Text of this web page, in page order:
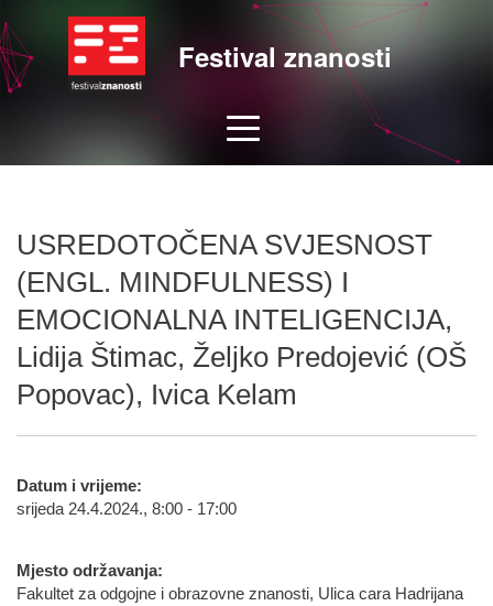
Festival znanosti
USREDOTOČENA SVJESNOST
(ENGL. MINDFULNESS) I
EMOCIONALNA INTELIGENCIJA,
Lidija Štimac, Željko Predojević (OŠ
Popovac), Ivica Kelam
Datum i vrijeme:
srijeda 24.4.2024., 8:00 - 17:00
Mjesto održavanja:
Fakultet za odgojne i obrazovne znanosti, Ulica cara Hadrijana